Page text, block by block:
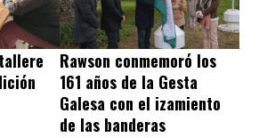
Rawson conmemoró los
161 años de la Gesta
Galesa con el izamiento
de las banderas